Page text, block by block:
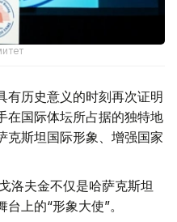
有历史意义的时刻再次证明
在国际体坛所占据的独特地
克斯坦国际形象、增强国家
洛夫金不仅是哈萨克斯坦
上的“形象大使”。